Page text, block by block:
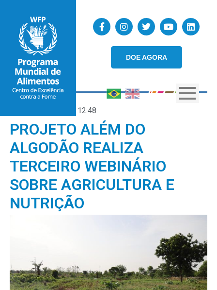
DOE AGORA
12:48
PROJETO ALÉM DO
ALGODÃO REALIZA
TERCEIRO WEBINÁRIO
SOBRE AGRICULTURA E
NUTRIÇÃO